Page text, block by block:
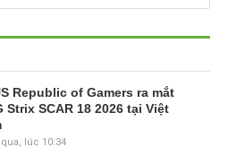
Republic of Gamers ra mắt
Strix SCAR 18 2026 tại Việt
lúc 10:34